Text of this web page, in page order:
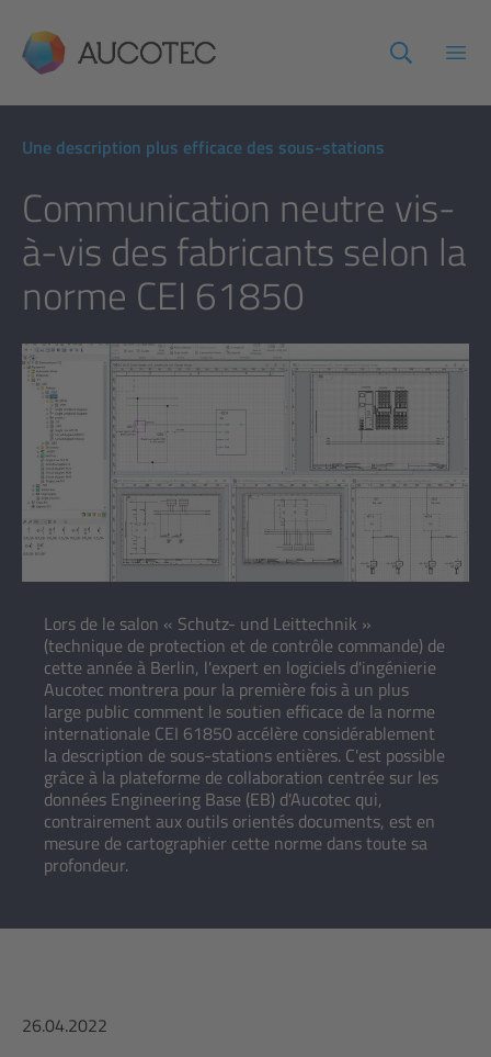
AUCOTEC
Une description plus efficace des sous-stations
Communication neutre vis-
à-vis des fabricants selon la
norme CEI 61850
Lors de le salon « Schutz- und Leittechnik »
(technique de protection et de contrôle commande) de
cette année à Berlin, l'expert en logiciels d'ingénierie
Aucotec montrera pour la première fois à un plus
large public comment le soutien efficace de la norme
internationale CEI 61850 accélère considérablement
la description de sous-stations entières. C'est possible
grâce à la plateforme de collaboration centrée sur les
données Engineering Base (EB) d'Aucotec qui,
contrairement aux outils orientés documents, est en
mesure de cartographier cette norme dans toute sa
profondeur.
26.04.2022